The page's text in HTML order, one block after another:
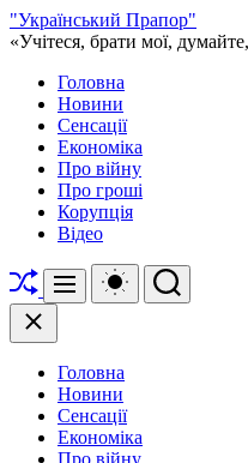
Перейти
до
"Український Прапор"
«Учітеся, брати мої,
Головна
Новини
Сенсації
Економіка
Про війну
Про гроші
Корупція
Відео
Перетасувати
Меню
Перемикач
кольорового
Пошук
Закрити
Головна
Новини
Сенсації
Економіка
Про війну